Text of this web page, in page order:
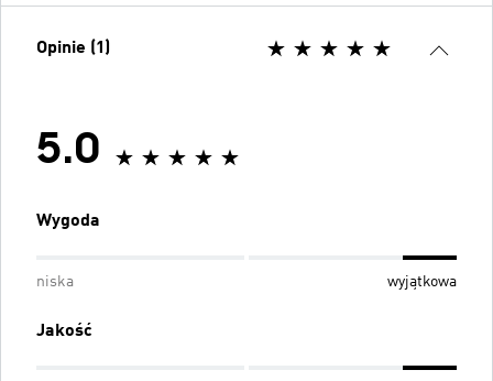
Opinie (1)
5.0
Wygoda
niska wyjątkowa
Jakość